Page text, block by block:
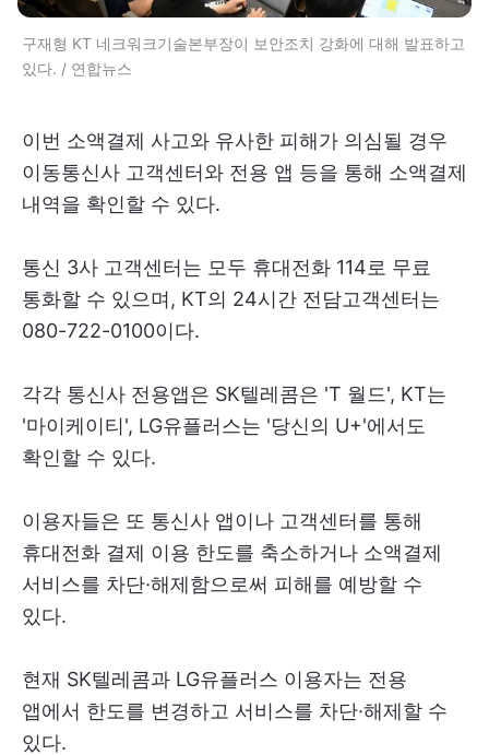
구재형 KT 네크워크기술본부장이 보안조치 강화에 대해 발표하고
있다. / 연합뉴스
이번 소액결제 사고와 유사한 피해가 의심될 경우
이동통신사 고객센터와 전용 앱 등을 통해 소액결제
내역을 확인할 수 있다.
통신 3사 고객센터는 모두 휴대전화 114로 무료
통화할 수 있으며, KT의 24시간 전담고객센터는
080-722-0100이다.
각각 통신사 전용앱은 SK텔레콤은 'T 월드', KT는
'마이케이티', LG유플러스는 '당신의 U+'에서도
확인할 수 있다.
이용자들은 또 통신사 앱이나 고객센터를 통해
휴대전화 결제 이용 한도를 축소하거나 소액결제
서비스를 차단·해제함으로써 피해를 예방할 수
있다.
현재 SK텔레콤과 LG유플러스 이용자는 전용
앱에서 한도를 변경하고 서비스를 차단·해제할 수
있다.